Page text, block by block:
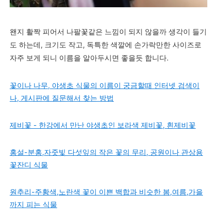
왠지 활짝 피어서 나팔꽃같은 느낌이 되지 않을까 생각이 들기
도 하는데, 크기도 작고, 독특한 색깔에 손가락만한 사이즈로
자주 보게 되니 이름을 알아두시면 좋을듯 합니다.
꽃이나 나무, 야생초 식물의 이름이 궁금할때 인터넷 검색이
나, 게시판에 질문해서 찾는 방법
제비꽃 - 한강에서 만난 야생초인 보라색 제비꽃, 흰제비꽃
홍설-분홍,자줏빛 다섯잎의 작은 꽃의 무리, 공원이나 관상용
꽃잔디 식물
원추리-주황색,노란색 꽃이 이쁜 백합과 비슷한 봄,여름,가을
까지 피는 식물